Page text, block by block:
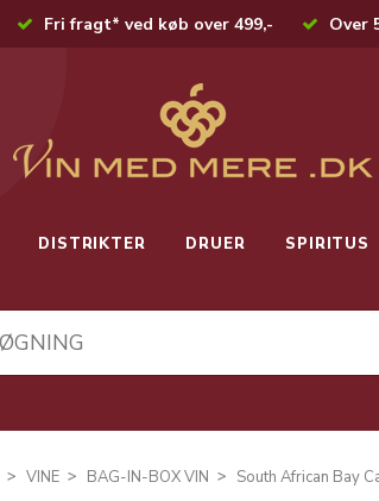
Fri fragt* ved køb over 499,- Over
DISTRIKTER DRUER SPIRITUS
VINE BAG-IN-BOX VIN South African Bay